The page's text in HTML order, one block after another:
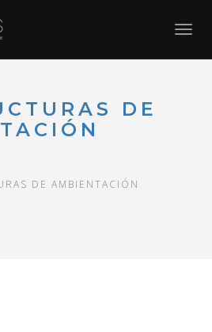
DE
DE AMBIENTACIÓN